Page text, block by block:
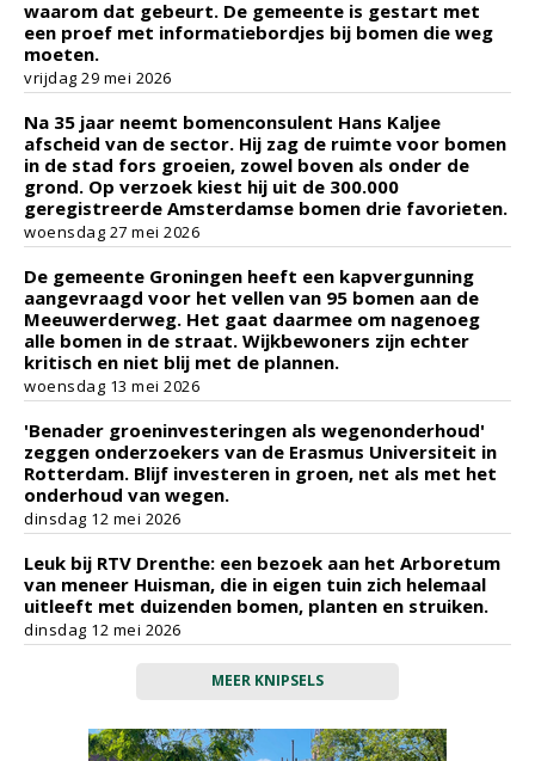
waarom dat gebeurt. De gemeente is gestart met
een proef met informatiebordjes bij bomen die weg
moeten.
vrijdag 29 mei 2026
Na 35 jaar neemt bomenconsulent Hans Kaljee
afscheid van de sector. Hij zag de ruimte voor bomen
in de stad fors groeien, zowel boven als onder de
grond. Op verzoek kiest hij uit de 300.000
geregistreerde Amsterdamse bomen drie favorieten.
woensdag 27 mei 2026
De gemeente Groningen heeft een kapvergunning
aangevraagd voor het vellen van 95 bomen aan de
Meeuwerderweg. Het gaat daarmee om nagenoeg
alle bomen in de straat. Wijkbewoners zijn echter
kritisch en niet blij met de plannen.
woensdag 13 mei 2026
'Benader groeninvesteringen als wegenonderhoud'
zeggen onderzoekers van de Erasmus Universiteit in
Rotterdam. Blijf investeren in groen, net als met het
onderhoud van wegen.
dinsdag 12 mei 2026
Leuk bij RTV Drenthe: een bezoek aan het Arboretum
van meneer Huisman, die in eigen tuin zich helemaal
uitleeft met duizenden bomen, planten en struiken.
dinsdag 12 mei 2026
MEER KNIPSELS